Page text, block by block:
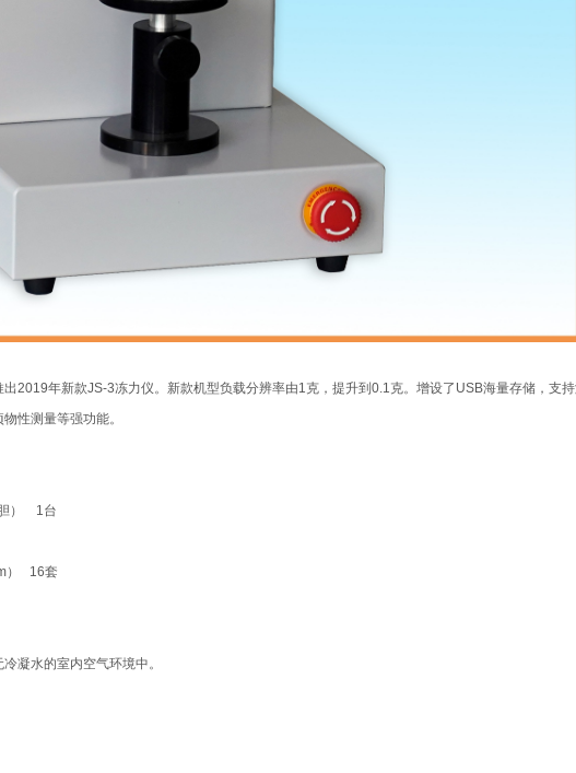
2019年新款JS-3冻力仪。新款机型负载分辨率由1克，提升到0.1克。增设了USB海量存储，支
性测量等强功能。
胆） 1台
） 16套
凝水的室内空气环境中。